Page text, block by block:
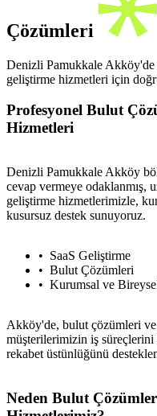
Çözümleri
Denizli Pamukkale Akköy'de
geliştirme hizmetleri için
Profesyonel Bulut
Hizmetleri
Denizli Pamukkale Akköy
cevap vermeye odaklanmış,
geliştirme hizmetlerimizle,
kusursuz destek sunuyoruz.
SaaS Geliştirme
Bulut Çözümleri
Kurumsal ve
Akköy'de, bulut çözümleri
müşterilerimizin iş süreçlerini
rekabet üstünlüğünü
Neden Bulut